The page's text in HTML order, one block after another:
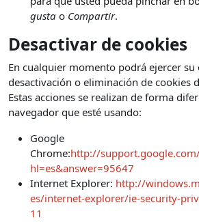
gusta o Compartir.
Desactivar de cookies
En cualquier momento podrá ejercer su
desactivación o eliminación de cookies
Estas acciones se realizan de forma
navegador que esté usando:
Google
Chrome:http://
hl=es&answer=95647
Internet Explorer: http://
es/internet-explorer/ie-security-
11